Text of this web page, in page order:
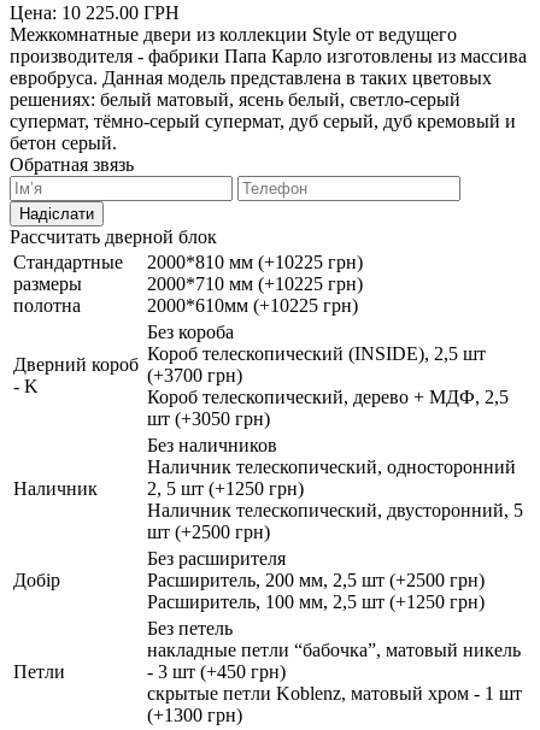
Цена: 10 225.00 ГРН
Межкомнатные двери из коллекции Style от ведущего
производителя - фабрики Папа Карло изготовлены из массива
евробруса. Данная модель представлена в таких цветовых
решениях: белый матовый, ясень белый, светло-серый
супермат, тёмно-серый супермат, дуб серый, дуб кремовый и
бетон серый.
Обратная звязь
Надіслати
Рассчитать дверной блок
Стандартные
размеры
полотна
2000*810 мм (+10225 грн)
2000*710 мм (+10225 грн)
2000*610мм (+10225 грн)
Дверний короб
- K
Без короба
Короб телескопический (INSIDE), 2,5 шт
(+3700 грн)
Короб телескопический, дерево + МДФ, 2,5
шт (+3050 грн)
Наличник
Без наличников
Наличник телескопический, односторонний
2, 5 шт (+1250 грн)
Наличник телескопический, двусторонний, 5
шт (+2500 грн)
Добір
Без расширителя
Расширитель, 200 мм, 2,5 шт (+2500 грн)
Расширитель, 100 мм, 2,5 шт (+1250 грн)
Петли
Без петель
накладные петли “бабочка”, матовый никель
- 3 шт (+450 грн)
скрытые петли Koblenz, матовый хром - 1 шт
(+1300 грн)